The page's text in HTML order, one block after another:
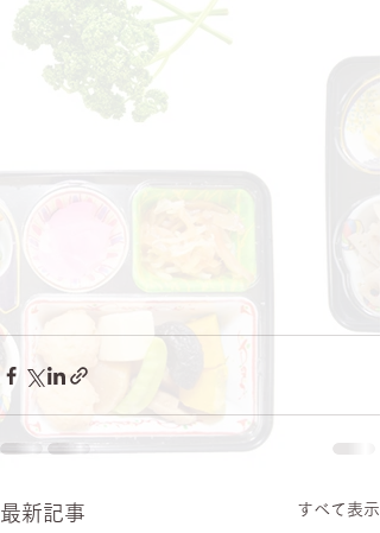
最新記事 すべて表示